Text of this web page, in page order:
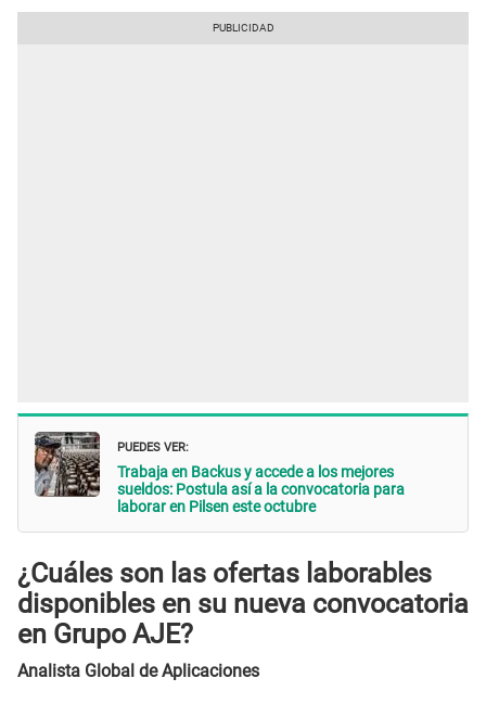
PUEDES VER:
Trabaja en Backus y accede a los mejores
sueldos: Postula así a la convocatoria para
laborar en Pilsen este octubre
¿Cuáles son las ofertas laborables
disponibles en su nueva convocatoria
en Grupo AJE?
Analista Global de Aplicaciones